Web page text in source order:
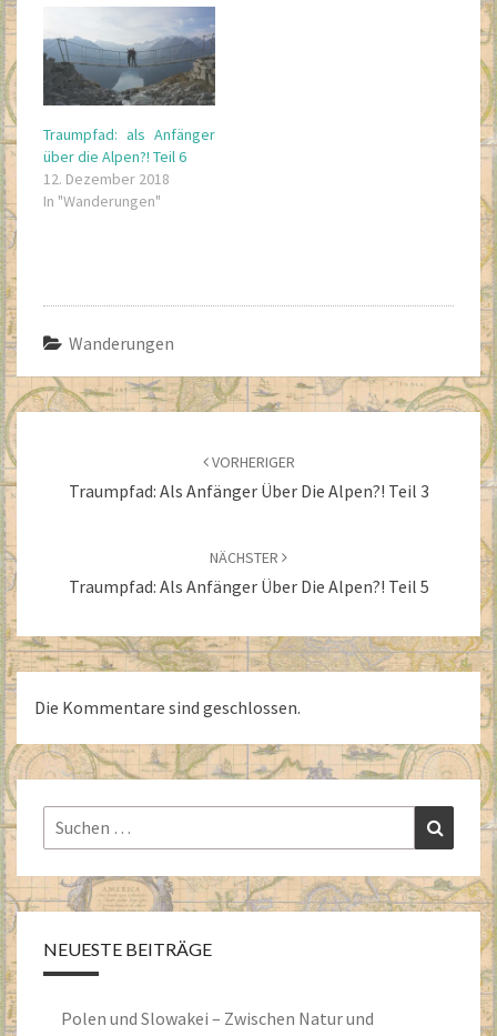
Traumpfad: als Anfänger
über die Alpen?! Teil 6
12. Dezember 2018
In "Wanderungen"
Wanderungen
Beitragsnavigation
VORHERIGER
Traumpfad: Als Anfänger Über Die Alpen?! Teil 3
NÄCHSTER
Traumpfad: Als Anfänger Über Die Alpen?! Teil 5
Die Kommentare sind geschlossen.
Suchen
nach:
Suchen
NEUESTE BEITRÄGE
Polen und Slowakei – Zwischen Natur und